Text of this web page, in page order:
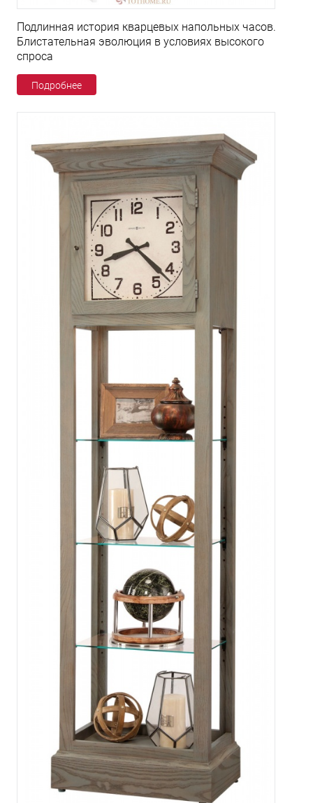
Подлинная история кварцевых напольных часов.
Блистательная эволюция в условиях высокого
спроса
Подробнее